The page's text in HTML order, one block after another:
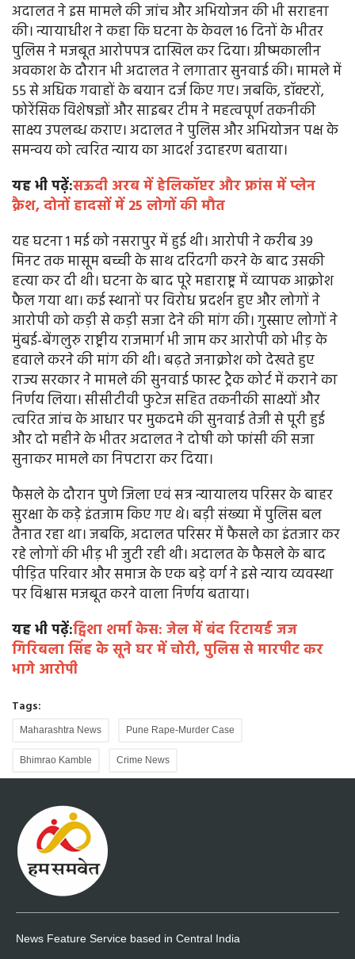
अदालत ने इस मामले की जांच और अभियोजन की भी सराहना
की। न्यायाधीश ने कहा कि घटना के केवल 16 दिनों के भीतर
पुलिस ने मजबूत आरोपपत्र दाखिल कर दिया। ग्रीष्मकालीन
अवकाश के दौरान भी अदालत ने लगातार सुनवाई की। मामले में
55 से अधिक गवाहों के बयान दर्ज किए गए। जबकि, डॉक्टरों,
फोरेंसिक विशेषज्ञों और साइबर टीम ने महत्वपूर्ण तकनीकी
साक्ष्य उपलब्ध कराए। अदालत ने पुलिस और अभियोजन पक्ष के
समन्वय को त्वरित न्याय का आदर्श उदाहरण बताया।
यह भी पढ़ें:सऊदी अरब में हेलिकॉप्टर और फ्रांस में प्लेन
क्रैश, दोनों हादसों में 25 लोगों की मौत
यह घटना 1 मई को नसरापुर में हुई थी। आरोपी ने करीब 39
मिनट तक मासूम बच्ची के साथ दरिंदगी करने के बाद उसकी
हत्या कर दी थी। घटना के बाद पूरे महाराष्ट्र में व्यापक आक्रोश
फैल गया था। कई स्थानों पर विरोध प्रदर्शन हुए और लोगों ने
आरोपी को कड़ी से कड़ी सजा देने की मांग की। गुस्साए लोगों ने
मुंबई-बेंगलुरु राष्ट्रीय राजमार्ग भी जाम कर आरोपी को भीड़ के
हवाले करने की मांग की थी। बढ़ते जनाक्रोश को देखते हुए
राज्य सरकार ने मामले की सुनवाई फास्ट ट्रैक कोर्ट में कराने का
निर्णय लिया। सीसीटीवी फुटेज सहित तकनीकी साक्ष्यों और
त्वरित जांच के आधार पर मुकदमे की सुनवाई तेजी से पूरी हुई
और दो महीने के भीतर अदालत ने दोषी को फांसी की सजा
सुनाकर मामले का निपटारा कर दिया।
फैसले के दौरान पुणे जिला एवं सत्र न्यायालय परिसर के बाहर
सुरक्षा के कड़े इंतजाम किए गए थे। बड़ी संख्या में पुलिस बल
तैनात रहा था। जबकि, अदालत परिसर में फैसले का इंतजार कर
रहे लोगों की भीड़ भी जुटी रही थी। अदालत के फैसले के बाद
पीड़ित परिवार और समाज के एक बड़े वर्ग ने इसे न्याय व्यवस्था
पर विश्वास मजबूत करने वाला निर्णय बताया।
यह भी पढ़ें:ट्विशा शर्मा केस: जेल में बंद रिटायर्ड जज
गिरिबला सिंह के सूने घर में चोरी, पुलिस से मारपीट कर
भागे आरोपी
Tags:
Maharashtra News Pune Rape-Murder Case
Bhimrao Kamble Crime News
News Feature Service based in Central India